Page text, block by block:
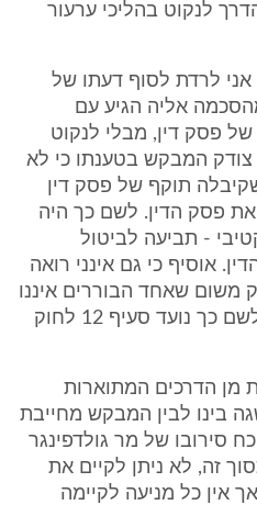
לנקוט בהליכי ערעור
לרדת לסוף דעתו של
אליה הגיע עם
פסק דין, מבלי לנקוט
המבקש בטענתו כי לא
תוקף של פסק דין
פסק הדין. לשם כך היה
- תביעה לביטול
אוסיף כי גם אינני רואה
משום שאחד הבוררים איננו
מוכן ליטול חלק בבוררות. לשם כך נועד סעיף 12 לחוק
מן הדרכים המתוארות
בינו לבין המבקש מחייבת
סירובו של מר גולדפינגר
זה, לא ניתן לקיים את
אין כל מניעה לקיימה